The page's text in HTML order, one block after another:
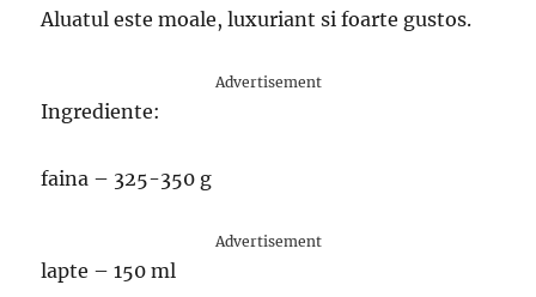
Aluatul este moale, luxuriant si foarte gustos.
Advertisement
Ingrediente:
faina – 325-350 g
Advertisement
lapte – 150 ml